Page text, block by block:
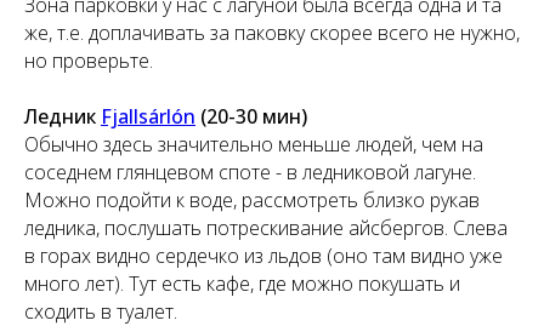
же, т.е. доплачивать за паковку скорее всего не нужно,
но проверьте.
Ледник Fjallsárlón (20-30 мин)
Обычно здесь значительно меньше людей, чем на
соседнем глянцевом споте - в ледниковой лагуне.
Можно подойти к воде, рассмотреть близко рукав
ледника, послушать потрескивание айсбергов. Слева
в горах видно сердечко из льдов (оно там видно уже
много лет). Тут есть кафе, где можно покушать и
сходить в туалет.